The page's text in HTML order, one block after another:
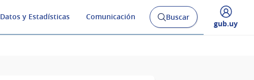
Datos y Estadísticas Comunicación
Abrir
buscador
Buscar
Desplegar
gub.uy